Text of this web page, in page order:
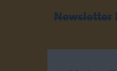
Newsletter